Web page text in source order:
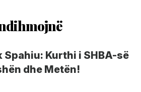
Spahiu: Kurthi i SHBA-së
dhe Metën!